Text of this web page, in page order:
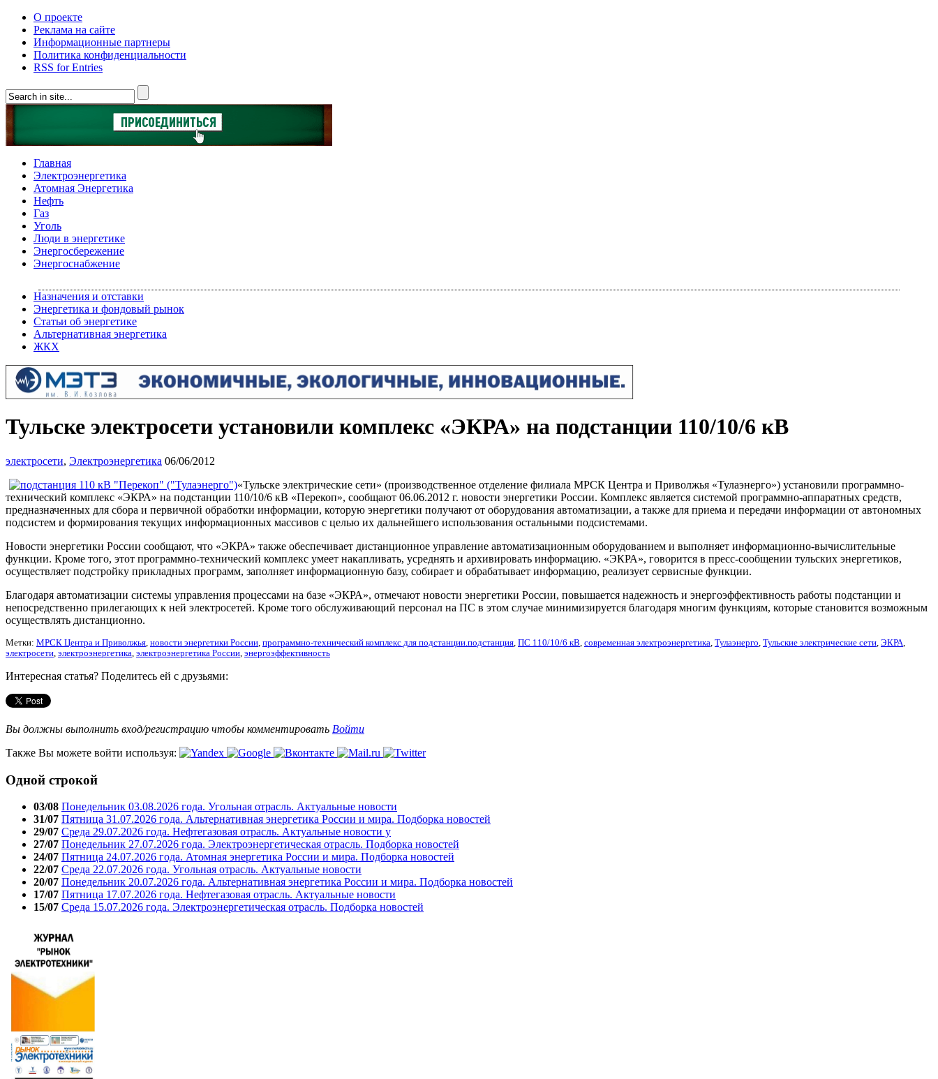
О проекте
Реклама на сайте
Информационные партнеры
Политика конфиденциальности
RSS for Entries
Главная
Электроэнергетика
Атомная Энергетика
Нефть
Газ
Уголь
Люди в энергетике
Энергосбережение
Энергоснабжение
Назначения и отставки
Энергетика и фондовый рынок
Статьи об энергетике
Альтернативная энергетика
ЖКХ
Тульске электросети установили комплекс «ЭКРА» на подстанции 110/10/6 кВ
электросети, Электроэнергетика 06/06/2012
«Тульске электрические сети» (производственное отделение филиала МРСК Центра и Приволжья «Тулаэнерго») установили программно-
технический комплекс «ЭКРА» на подстанции 110/10/6 кВ «Перекоп», сообщают 06.06.2012 г. новости энергетики России. Комплекс является системой программно-аппаратных средств,
предназначенных для сбора и первичной обработки информации, которую энергетики получают от оборудования автоматизации, а также для приема и передачи информации от автономных
подсистем и формирования текущих информационных массивов с целью их дальнейшего использования остальными подсистемами.
Новости энергетики России сообщают, что «ЭКРА» также обеспечивает дистанционное управление автоматизационным оборудованием и выполняет информационно-вычислительные
функции. Кроме того, этот программно-технический комплекс умеет накапливать, усреднять и архивировать информацию. «ЭКРА», говорится в пресс-сообщении тульских энергетиков,
осуществляет подстройку прикладных программ, заполняет информационную базу, собирает и обрабатывает информацию, реализует сервисные функции.
Благодаря автоматизации системы управления процессами на базе «ЭКРА», отмечают новости энергетики России, повышается надежность и энергоэффективность работы подстанции и
непосредственно прилегающих к ней электросетей. Кроме того обслуживающий персонал на ПС в этом случае минимизируется благодаря многим функциям, которые становится возможным
осуществлять дистанционно.
Метки: МРСК Центра и Приволжья, новости энергетики России, программно-технический комплекс для подстанции.подстанция, ПС 110/10/6 кВ, современная электроэнергетика, Тулаэнерго, Тульские электрические сети, ЭКРА,
электросети, электроэнергетика, электроэнергетика России, энергоэффективность
Интересная статья? Поделитесь ей с друзьями:
Вы должны выполнить вход/регистрацию чтобы комментировать Войти
Также Вы можете войти используя:
Одной строкой
03/08 Понедельник 03.08.2026 года. Угольная отрасль. Актуальные новости
31/07 Пятница 31.07.2026 года. Альтернативная энергетика России и мира. Подборка новостей
29/07 Среда 29.07.2026 года. Нефтегазовая отрасль. Актуальные новости у
27/07 Понедельник 27.07.2026 года. Электроэнергетическая отрасль. Подборка новостей
24/07 Пятница 24.07.2026 года. Атомная энергетика России и мира. Подборка новостей
22/07 Среда 22.07.2026 года. Угольная отрасль. Актуальные новости
20/07 Понедельник 20.07.2026 года. Альтернативная энергетика России и мира. Подборка новостей
17/07 Пятница 17.07.2026 года. Нефтегазовая отрасль. Актуальные новости
15/07 Среда 15.07.2026 года. Электроэнергетическая отрасль. Подборка новостей